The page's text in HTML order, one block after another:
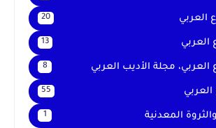
العربي 20
العربي 13
العربي، مجلة الأديب العربي 8
55
المعدنية 1